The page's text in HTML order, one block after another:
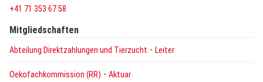
+41 71 353 67 58
Mitgliedschaften
Abteilung Direktzahlungen und Tierzucht - Leiter
Oekofachkommission (RR) - Aktuar